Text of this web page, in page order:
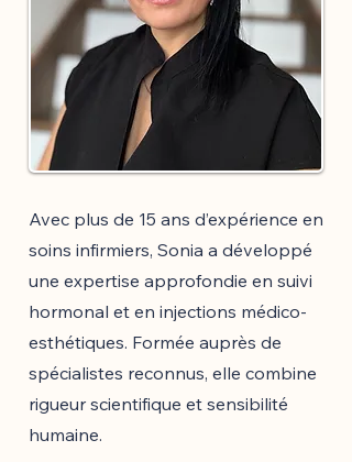
Avec plus de 15 ans d’expérience en
soins infirmiers, Sonia a développé
une expertise approfondie en suivi
hormonal et en injections médico-
esthétiques. Formée auprès de
spécialistes reconnus, elle combine
rigueur scientifique et sensibilité
humaine.